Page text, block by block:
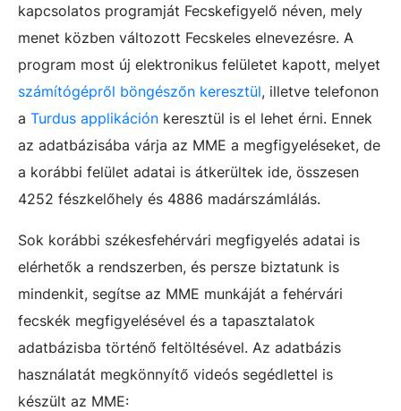
kapcsolatos programját Fecskefigyelő néven, mely
menet közben változott Fecskeles elnevezésre. A
program most új elektronikus felületet kapott, melyet
számítógépről böngészőn keresztül, illetve telefonon
a Turdus applikáción keresztül is el lehet érni. Ennek
az adatbázisába várja az MME a megfigyeléseket, de
a korábbi felület adatai is átkerültek ide, összesen
4252 fészkelőhely és 4886 madárszámlálás.
Sok korábbi székesfehérvári megfigyelés adatai is
elérhetők a rendszerben, és persze biztatunk is
mindenkit, segítse az MME munkáját a fehérvári
fecskék megfigyelésével és a tapasztalatok
adatbázisba történő feltöltésével. Az adatbázis
használatát megkönnyítő videós segédlettel is
készült az MME: